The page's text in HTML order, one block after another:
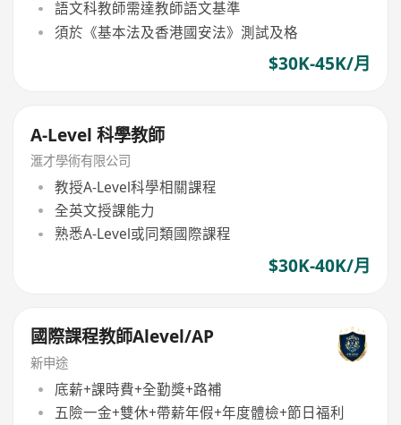
語文科教師需達教師語文基準
須於《基本法及香港國安法》測試及格
$30K-45K/月
A-Level 科學教師
滙才學術有限公司
教授A-Level科學相關課程
全英文授課能力
熟悉A-Level或同類國際課程
$30K-40K/月
國際課程教師Alevel/AP
新申途
底薪+課時費+全勤獎+路補
五險一金+雙休+帶薪年假+年度體檢+節日福利